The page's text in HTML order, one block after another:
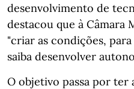
desenvolvimento de
destacou que à Câmara
"criar as condições,
saiba desenvolver
O objetivo passa por ter